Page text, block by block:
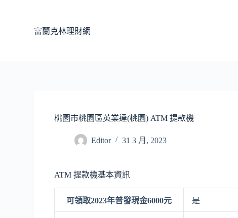
富蘭克林理財網
桃園市桃園區英業達(桃園) ATM 提款機
Editor 31 3 月, 2023
ATM 提款機基本資訊
可領取2023年普發現金6000元 是